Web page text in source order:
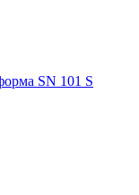
SN 101 S